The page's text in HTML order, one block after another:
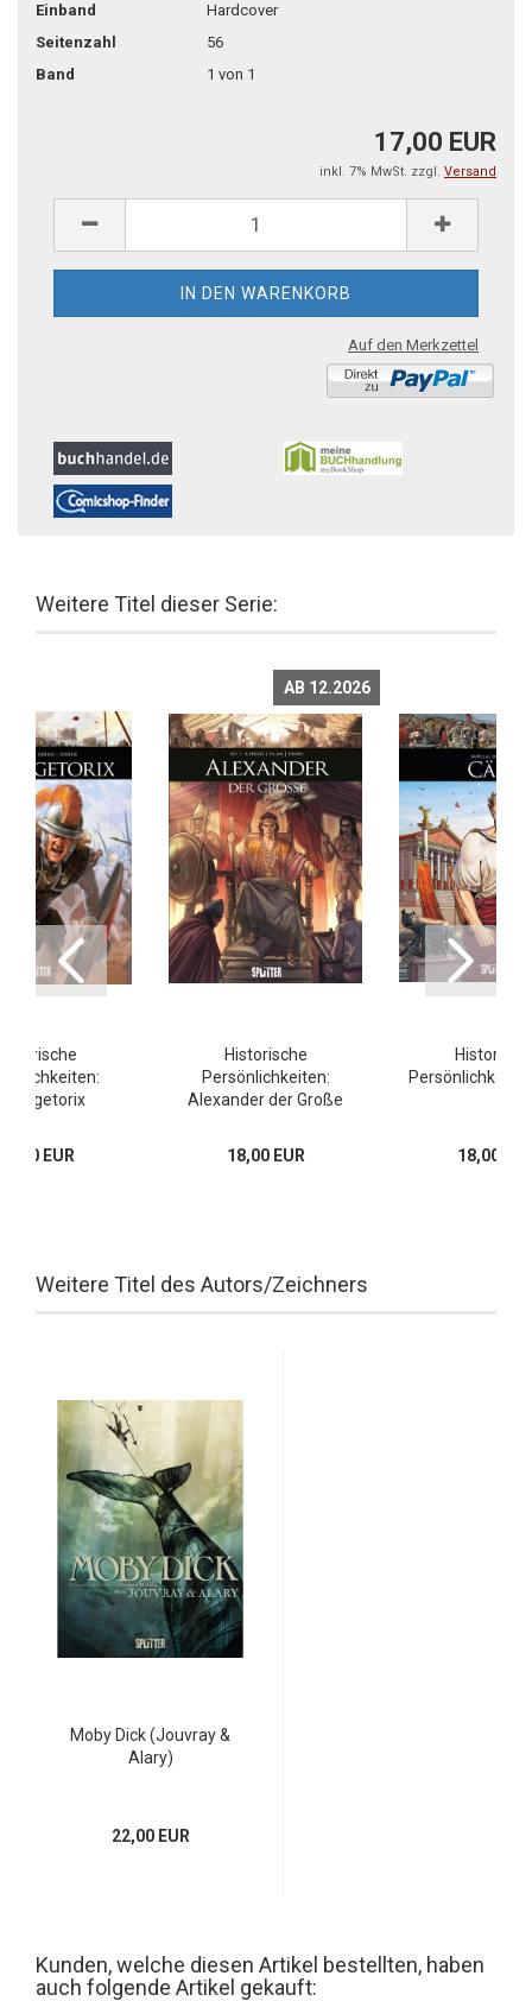
Einband
Hardcover
Seitenzahl
56
Band
1 von 1
17,00 EUR
inkl. 7% MwSt. zzgl. Versand
Auf den Merkzettel
Weitere Titel dieser Serie:
EUR
AB 12.2026
Historische
Persönlichkeiten:
Alexander der Große
18,00 EUR 18,00
Weitere Titel des Autors/Zeichners
Moby Dick (Jouvray &
Alary)
22,00 EUR
Kunden, welche diesen Artikel bestellten, haben
auch folgende Artikel gekauft: